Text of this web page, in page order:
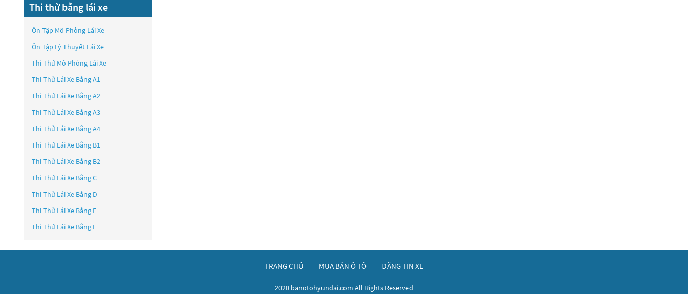
Thi thử bằng lái xe
Ôn Tập Mô Phỏng Lái Xe
Ôn Tập Lý Thuyết Lái Xe
Thi Thử Mô Phỏng Lái Xe
Thi Thử Lái Xe Bằng A1
Thi Thử Lái Xe Bằng A2
Thi Thử Lái Xe Bằng A3
Thi Thử Lái Xe Bằng A4
Thi Thử Lái Xe Bằng B1
Thi Thử Lái Xe Bằng B2
Thi Thử Lái Xe Bằng C
Thi Thử Lái Xe Bằng D
Thi Thử Lái Xe Bằng E
Thi Thử Lái Xe Bằng F
TRANG CHỦ MUA BÁN Ô TÔ ĐĂNG TIN XE
2020 banotohyundai.com All Rights Reserved